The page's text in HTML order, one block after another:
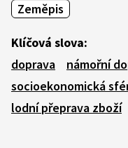
Zeměpis
Klíčová slova:
doprava
námořní
socioekonomická
lodní přeprava zboží